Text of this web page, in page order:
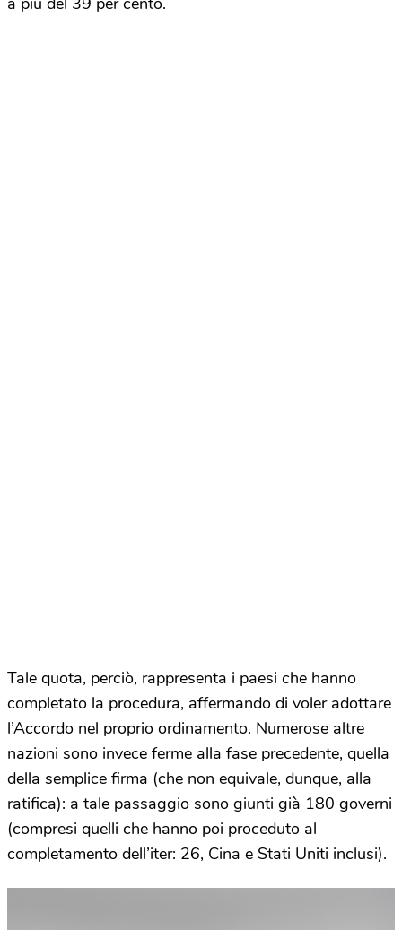
Tale quota, perciò, rappresenta i paesi che hanno
completato la procedura, affermando di voler adottare
l’Accordo nel proprio ordinamento. Numerose altre
nazioni sono invece ferme alla fase precedente, quella
della semplice firma (che non equivale, dunque, alla
ratifica): a tale passaggio sono giunti già 180 governi
(compresi quelli che hanno poi proceduto al
completamento dell’iter: 26, Cina e Stati Uniti inclusi).